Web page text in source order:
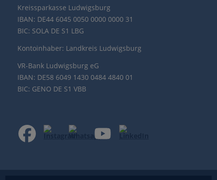
Kreissparkasse Ludwigsburg
IBAN: DE44 6045 0050 0000 0000 31
BIC: SOLA DE S1 LBG
Kontoinhaber: Landkreis Ludwigsburg
VR-Bank Ludwigsburg eG
IBAN: DE58 6049 1430 0484 4840 01
BIC: GENO DE S1 VBB